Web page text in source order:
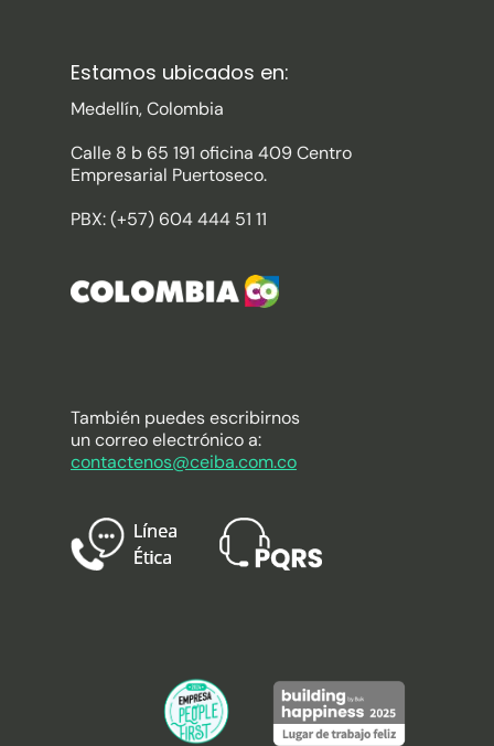
Estamos ubicados en:
Medellín, Colombia
Calle 8 b 65 191 oficina 409 Centro
Empresarial Puertoseco.
PBX: (+57) 604 444 51 11
También puedes escribirnos
un correo electrónico a:
contactenos@ceiba.com.co